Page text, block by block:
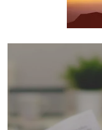
כולל מהנדסים,